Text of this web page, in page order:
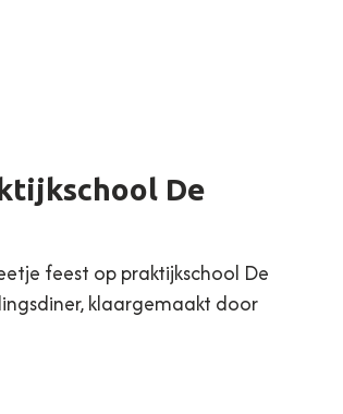
De
feest op praktijkschool De
klaargemaakt door